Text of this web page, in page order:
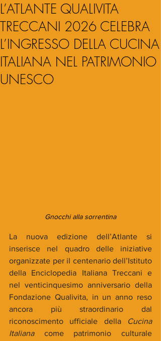
L’ATLANTE QUALIVITA
TRECCANI 2026 CELEBRA
L’INGRESSO DELLA CUCINA
ITALIANA NEL PATRIMONIO
UNESCO
Gnocchi alla sorrentina
La nuova edizione dell’Atlante si
inserisce nel quadro delle iniziative
organizzate per il centenario dell’Istituto
della Enciclopedia Italiana Treccani e
nel venticinquesimo anniversario della
Fondazione Qualivita, in un anno reso
ancora più straordinario dal
riconoscimento ufficiale della
Cucina
Italiana come patrimonio culturale